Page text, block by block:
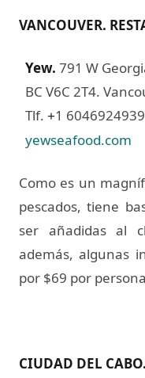
VANCOUVER.
Yew. 791 W
BC V6C 2T4.
Tlf. +1 6046924939
yewseafood.com
Como es un
pescados, tiene
ser añadidas al
además, algunas
por $69 por
CIUDAD DEL